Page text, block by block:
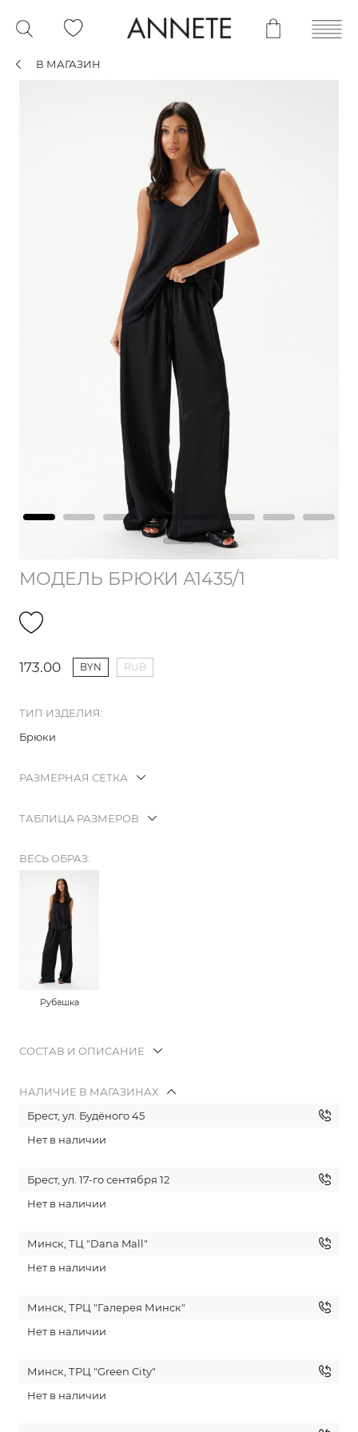
В МАГАЗИН
МОДЕЛЬ БРЮКИ А1435/1
173.00 BYN RUB
ТИП ИЗДЕЛИЯ:
Брюки
РАЗМЕРНАЯ СЕТКА
ТАБЛИЦА РАЗМЕРОВ
ВЕСЬ ОБРАЗ:
Рубашка
СОСТАВ И ОПИСАНИЕ
НАЛИЧИЕ В МАГАЗИНАХ
Брест, ул. Будёного 45
Нет в наличии
Брест, ул. 17-го сентября 12
Нет в наличии
Минск, ТЦ "Dana Mall"
Нет в наличии
Минск, ТРЦ "Галерея Минск"
Нет в наличии
Минск, ТРЦ "Green City"
Нет в наличии